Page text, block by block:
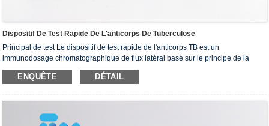
Dispositif De Test Rapide De L'anticorps De Tuberculose
Principal de test Le dispositif de test rapide de l'anticorps TB est un
immunodosage chromatographique de flux latéral basé sur le principe de la
technique de double antigène-sandwich. La cassette de test se compose de: 1)
un coussin de conjugué de couleur bordeaux contenant des antigènes M.TB
une bande membranaire de nitrocellulose contenant une bande d'essai (bande
ENQUÊTE DÉTAIL